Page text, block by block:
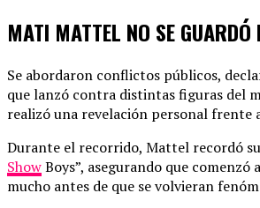
MATI MATTEL NO SE GUARDÓ
Se abordaron conflictos públicos,
que lanzó contra distintas figuras del
realizó una revelación personal frente
Durante el recorrido, Mattel recordó
ShowBoys”, asegurando que comenzó
mucho antes de que se volvieran